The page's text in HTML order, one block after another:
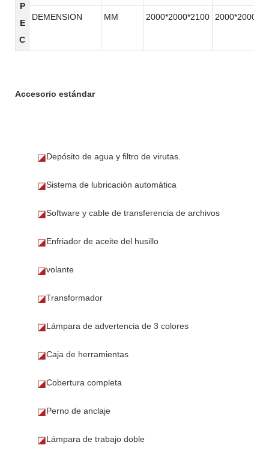
P
E
C
DEMENSION MM 2000*2000*2100
Accesorio estándar
◪Depósito de agua y filtro de virutas.
◪Sistema de lubricación automática
◪Software y cable de transferencia de archivos
◪Enfriador de aceite del husillo
◪volante
◪Transformador
◪Lámpara de advertencia de 3 colores
◪Caja de herramientas
◪Cobertura completa
◪Perno de anclaje
◪Lámpara de trabajo doble